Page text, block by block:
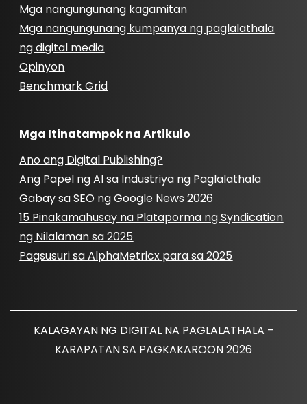
Mga nangungunang kagamitan
Mga nangungunang kumpanya ng paglalathala
ng digital media
Opinyon
Benchmark Grid
Mga Itinatampok na Artikulo
Ano ang Digital Publishing?
Ang Papel ng AI sa Industriya ng Paglalathala
Gabay sa SEO ng Google News 2026
15 Pinakamahusay na Plataporma ng Syndication
ng Nilalaman sa 2025
Pagsusuri sa AlphaMetricx para sa 2025
KALAGAYAN NG DIGITAL NA PAGLALATHALA –
KARAPATAN SA PAGKAKAROON 2026